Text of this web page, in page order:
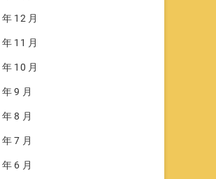
12 月
11 月
10 月
9 月
8 月
7 月
6 月